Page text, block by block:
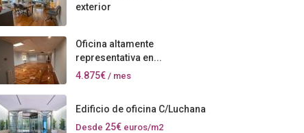
exterior
Oficina altamente
representativa en...
4.875€ / mes
Edificio de oficina C/Luchana
Desde 25€ euros/m2